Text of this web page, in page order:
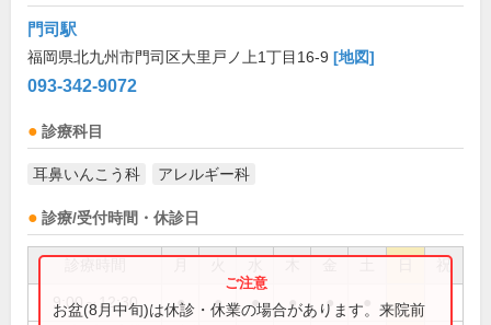
門司駅
福岡県北九州市門司区大里戸ノ上1丁目16-9 [地図]
093-342-9072
診療科目
耳鼻いんこう科 アレルギー科
診療/受付時間・休診日
祝
9:00～12:30 ● ● ● ● ●
お盆(8月中旬)は休診・休業の場合があります。来院前